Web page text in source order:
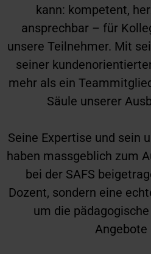
kann: kompetent,
ansprechbar – für
unsere Teilnehmer. Mit
seiner
mehr als ein
Säule unserer
Seine Expertise und sein
haben massgeblich zum
bei der SAFS
Dozent, sondern eine
um die
Angebote